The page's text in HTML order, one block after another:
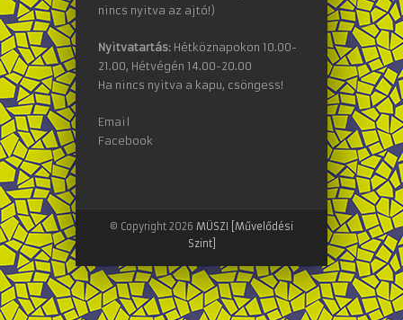
nincs nyitva az ajtó!)
Nyitvatartás: Hétköznapokon 10.00-
21.00, Hétvégén 14.00-20.00
Ha nincs nyitva a kapu, csöngess!
Email
Facebook
© Copyright 2026 MÜSZI [Művelődési
Szint]